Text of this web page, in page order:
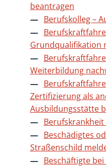
beantragen
Berufskolleg –
Grundqualifikation
Weiterbildung
Zertifizierung als
Ausbildungsstätte
Beschädigtes
Straßenschild
Beschäftigte